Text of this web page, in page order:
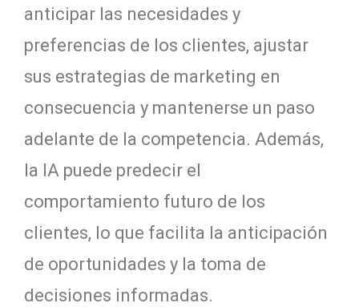
anticipar las necesidades y
preferencias de los clientes, ajustar
sus estrategias de marketing en
consecuencia y mantenerse un paso
adelante de la competencia. Además,
la IA puede predecir el
comportamiento futuro de los
clientes, lo que facilita la anticipación
de oportunidades y la toma de
decisiones informadas.